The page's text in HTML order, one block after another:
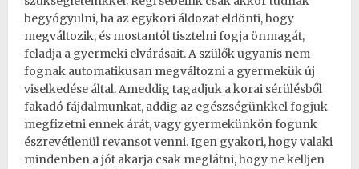
begyógyulni, ha az egykori áldozat eldönti, hogy
megváltozik, és mostantól tisztelni fogja önmagát,
feladja a gyermeki elvárásait. A szülők ugyanis nem
fognak automatikusan megváltozni a gyermekük új
viselkedése által. Ameddig tagadjuk a korai sérülésből
fakadó fájdalmunkat, addig az egészségünkkel fogjuk
megfizetni ennek árát, vagy gyermekünkön fogunk
észrevétlenül revansot venni. Igen gyakori, hogy valaki
mindenben a jót akarja csak meglátni, hogy ne kelljen